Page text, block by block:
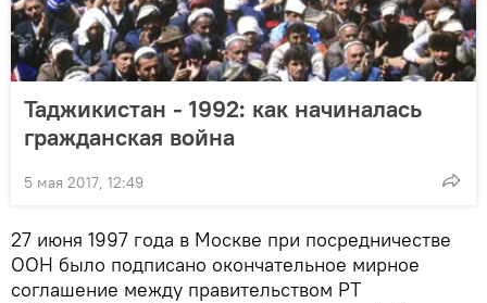
Таджикистан - 1992: как начиналась
гражданская война
5 мая 2017, 12:49
27 июня 1997 года в Москве при посредничестве
ООН было подписано окончательное мирное
соглашение между правительством РТ